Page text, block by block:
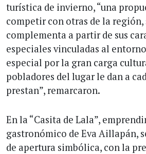
turística de invierno, “una
competir con otras de la región,
complementa a partir de sus
especiales vinculadas al
especial por la gran carga
pobladores del lugar le dan a
prestan”, remarcaron.
En la “Casita de Lala”,
gastronómico de Eva Aillapán,
de apertura simbólica, con la